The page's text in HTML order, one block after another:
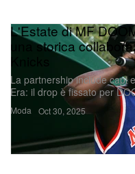
Moda
L'Estate di MF
una storica
La partnership include capi
Era: il drop è fissato per
Oct 30, 2025